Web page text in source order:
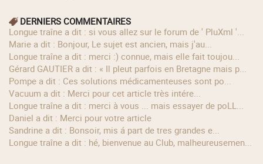
DERNIERS COMMENTAIRES
longue traîne a dit : si vous allez sur le forum de ' PluXml '...
Marie a dit : Bonjour, Le sujet est ancien, mais j'au...
longue traîne a dit : merci :) connue, mais elle fait toujou...
Gérard GAUTIER a dit : « Il pleut parfois en Bretagne mais p...
Pompe a dit : Ces solutions médicamenteuses sont po...
Vacuum a dit : Merci pour cet article très intére...
longue traîne a dit : merci à vous ... mais essayer de poLL...
Daniel a dit : Merci pour votre article
Sandrine a dit : Bonsoir, mis á part de tres grandes e...
longue traîne a dit : hé, bienvenue au Club, malheureusemen...